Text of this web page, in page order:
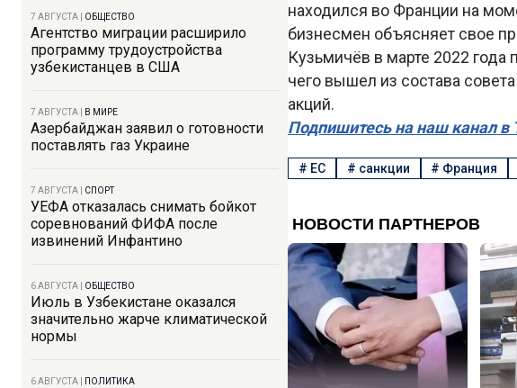
7 АВГУСТА ОБЩЕСТВО
Агентство миграции расширило
программу трудоустройства
узбекистанцев в США
7 АВГУСТА В МИРЕ
Азербайджан заявил о готовности
поставлять газ Украине
7 АВГУСТА СПОРТ
УЕФА отказалась снимать бойкот
соревнований ФИФА после
извинений Инфантино
6 АВГУСТА ОБЩЕСТВО
Июль в Узбекистане оказался
значительно жарче климатической
нормы
6 АВГУСТА ПОЛИТИКА
находился во Франции на
бизнесмен объясняет свое
Кузьмичёв в марте 2022
чего вышел из состава
акций.
Подпишитесь на наш канал в
# ЕС # санкции # Франция